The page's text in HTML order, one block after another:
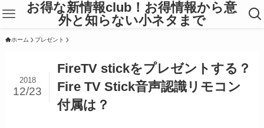
お得な新情報club！お得情報から意
外と知らない小ネタまで
ホーム プレゼント
FireTV stickをプレゼントする？
Fire TV Stick音声認識リモコン
付属は？
2018
12/23